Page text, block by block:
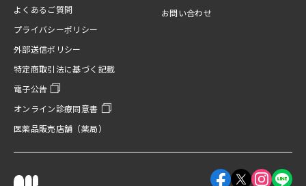
よくあるご質問
プライバシーポリシー
外部送信ポリシー
特定商取引法に基づく記載
電子公告
オンライン診療同意書
医薬品販売店舗（薬局）
お問い合わせ